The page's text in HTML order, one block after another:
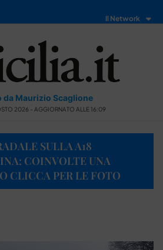
Il Network
da Maurizio Scaglione
2026 - AGGIORNATO ALLE 16:09
SULLA A18
COINVOLTE UNA
CLICCA PER LE FOTO